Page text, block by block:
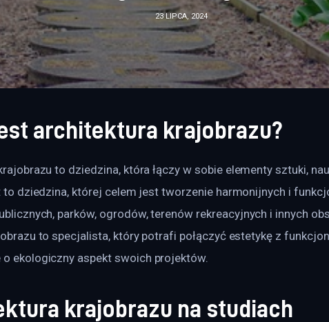
23 LIPCA, 2024
architektura krajobrazu?
to dziedzina, która łączy w sobie elementy sztuki,
dziedzina, której celem jest tworzenie harmonijnych i
parków, ogrodów, terenów rekreacyjnych i innych
to specjalista, który potrafi połączyć estetykę z
o ekologiczny aspekt swoich projektów.
krajobrazu na studiach